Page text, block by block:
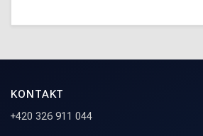
KONTAKT
+420 326 911 044